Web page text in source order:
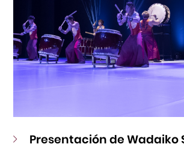
Presentación de Wadaiko